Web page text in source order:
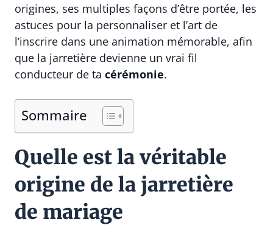
origines, ses multiples façons d’être portée, les
astuces pour la personnaliser et l’art de
l’inscrire dans une animation mémorable, afin
que la jarretière devienne un vrai fil
conducteur de ta cérémonie.
Sommaire
Quelle est la véritable
origine de la jarretière
de mariage